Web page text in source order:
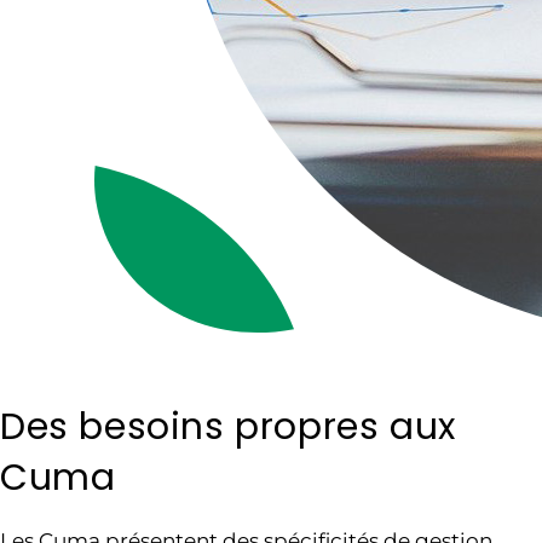
Des besoins propres aux
Cuma